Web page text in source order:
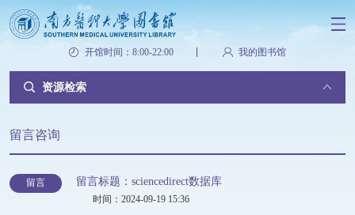
开馆时间：8:00-22:00 我的图书馆
资源检索
留言咨询
留言 留言标题：sciencedirect数据库
时间：2024-09-19 15:36